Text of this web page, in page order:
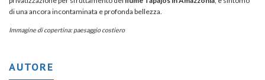
di una ancora incontaminata e profonda bellezza.
Immagine di copertina: paesaggio costiero
AUTORE